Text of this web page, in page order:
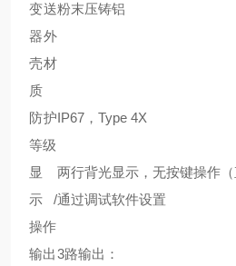
变送
器外
壳材
质
粉末压铸铝
防护
等级
IP67，Type 4X
显
示/
操作
两行背光显示，无按键操作（
通过调试软件设置
输出3路输出：